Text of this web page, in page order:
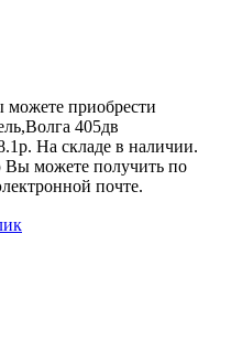
приобрести
405дв
На складе в наличии.
можете получить по
почте.